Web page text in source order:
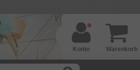
Warenkorb
Konto